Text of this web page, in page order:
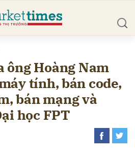
ông Hoàng Nam
tính, bán code,
bán mạng và
học FPT